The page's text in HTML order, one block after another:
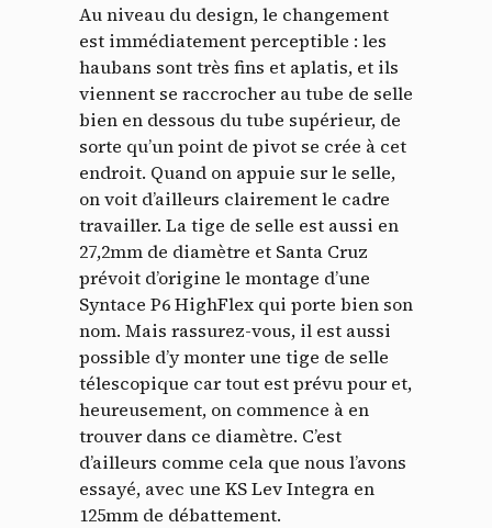
Au niveau du design, le changement
est immédiatement perceptible : les
haubans sont très fins et aplatis, et ils
viennent se raccrocher au tube de selle
bien en dessous du tube supérieur, de
sorte qu’un point de pivot se crée à cet
endroit. Quand on appuie sur le selle,
on voit d’ailleurs clairement le cadre
travailler. La tige de selle est aussi en
27,2mm de diamètre et Santa Cruz
prévoit d’origine le montage d’une
Syntace P6 HighFlex qui porte bien son
nom. Mais rassurez-vous, il est aussi
possible d’y monter une tige de selle
télescopique car tout est prévu pour et,
heureusement, on commence à en
trouver dans ce diamètre. C’est
d’ailleurs comme cela que nous l’avons
essayé, avec une KS Lev Integra en
125mm de débattement.